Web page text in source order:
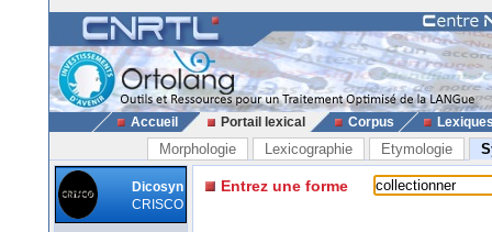
Accueil Portail lexical Corpus
Morphologie Lexicographie Etymologie
Dicosyn
CRISCO
Entrez une forme